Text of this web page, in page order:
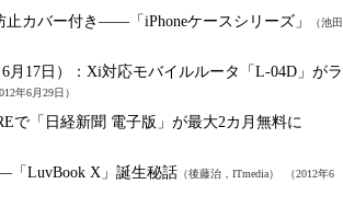
止カバー付き――「iPhoneケースシリーズ」 （池田
月17日）： Xi対応モバイルルータ「L-04D」がラ
年6月29日）
で「日経新聞 電子版」が最大2カ月無料に
LuvBook X」誕生秘話 （後藤治，ITmedia） （2012年6